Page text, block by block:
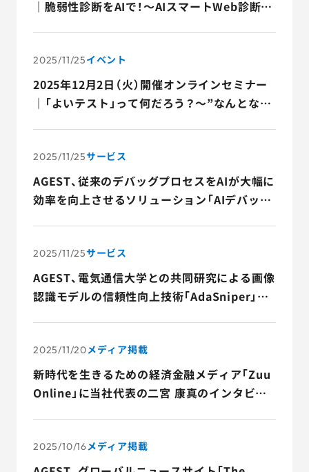
｜脆弱性診断をAIで！～AIスマートWeb診断サ
2025/11/25イベント
2025年12月2日（火）開催オンラインセミナー
｜「よいテスト」って何だろう？～”なんとな
2025/11/25サービス
AGEST、従来のデバッグプロセスをAIが大幅に
効率を向上させるソリューション「AIデバッ
2025/11/25サービス
AGEST、電気通信大学との共同研究による画像
認識モデルの信頼性向上技術「AdaSniper」の
2025/11/20メディア掲載
新時代を生きるための経済金融メディア「Zuu
Online」に当社代表の二宮 康真のインタビュ
2025/10/16メディア掲載